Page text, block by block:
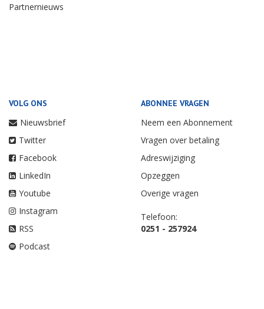
Partnernieuws
VOLG ONS
Nieuwsbrief
Twitter
Facebook
LinkedIn
Youtube
Instagram
RSS
Podcast
ABONNEE VRAGEN
Neem een Abonnement
Vragen over betaling
Adreswijziging
Opzeggen
Overige vragen
Telefoon:
0251 - 257924